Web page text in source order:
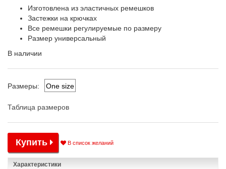
Изготовлена из эластичных ремешков
Застежки на крючках
Все ремешки регулируемые по размеру
Размер универсальный
В наличии
Размеры: One size
Таблица размеров
Купить В список желаний
Характеристики